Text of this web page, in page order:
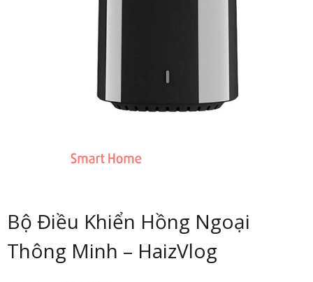
Bộ Điều Khiển Hồng Ngoại
Thông Minh – HaizVlog